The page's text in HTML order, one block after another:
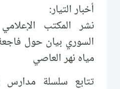
أخبار التيار:
نشر المكتب
السوري بيان حول
مياه نهر العاصي
تتابع سلسلة مدارس